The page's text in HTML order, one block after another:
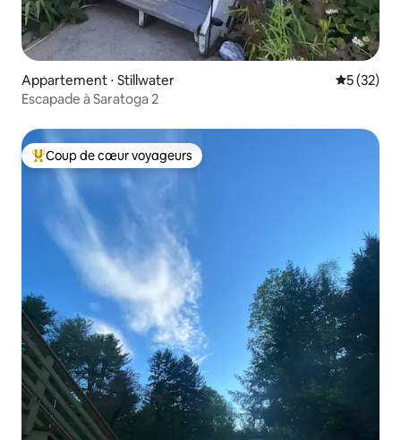
Appartement ⋅ Stillwater
5 (32)
Escapade à Saratoga 2
Coups de cœur voyageurs les plus appréciés
Coup de cœur voyageurs